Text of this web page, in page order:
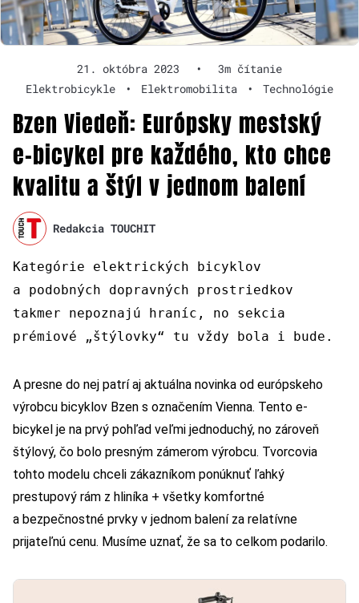
21. októbra 2023 •
3m čítanie
Elektrobicykle
• Elektromobilita • Technológie
Bzen Viedeň: Európsky mestský
e-bicykel pre každého, kto chce
kvalitu a štýl v jednom balení
Redakcia TOUCHIT
Kategórie elektrických bicyklov
a podobných dopravných prostriedkov
takmer nepoznajú hraníc, no sekcia
prémiové „štýlovky“ tu vždy bola i bude.
A presne do nej patrí aj aktuálna novinka od európskeho
výrobcu bicyklov Bzen s označením Vienna. Tento e-
bicykel je na prvý pohľad veľmi jednoduchý, no zároveň
štýlový, čo bolo presným zámerom výrobcu. Tvorcovia
tohto modelu chceli zákazníkom ponúknuť ľahký
prestupový rám z hliníka + všetky komfortné
a bezpečnostné prvky v jednom balení za relatívne
prijateľnú cenu. Musíme uznať, že sa to celkom podarilo.